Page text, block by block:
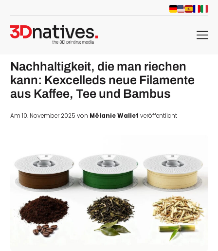
menu
Nachhaltigkeit, die man riechen
kann: Kexcelleds neue Filamente
aus Kaffee, Tee und Bambus
Am 10. November 2025 von Mélanie Wallet veröffentlicht